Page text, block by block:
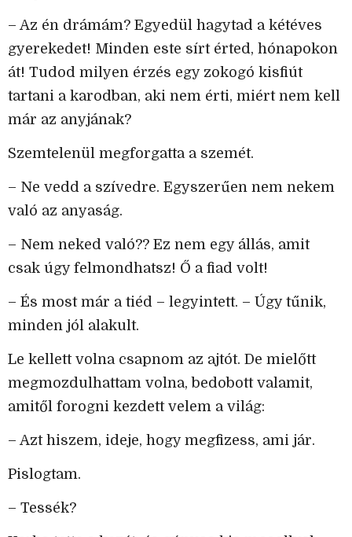
– Az én drámám? Egyedül hagytad a kétéves
gyerekedet! Minden este sírt érted, hónapokon
át! Tudod milyen érzés egy zokogó kisfiút
tartani a karodban, aki nem érti, miért nem kell
már az anyjának?
Szemtelenül megforgatta a szemét.
– Ne vedd a szívedre. Egyszerűen nem nekem
való az anyaság.
– Nem neked való?? Ez nem egy állás, amit
csak úgy felmondhatsz! Ő a fiad volt!
– És most már a tiéd – legyintett. – Úgy tűnik,
minden jól alakult.
Le kellett volna csapnom az ajtót. De mielőtt
megmozdulhattam volna, bedobott valamit,
amitől forogni kezdett velem a világ:
– Azt hiszem, ideje, hogy megfizess, ami jár.
Pislogtam.
– Tessék?